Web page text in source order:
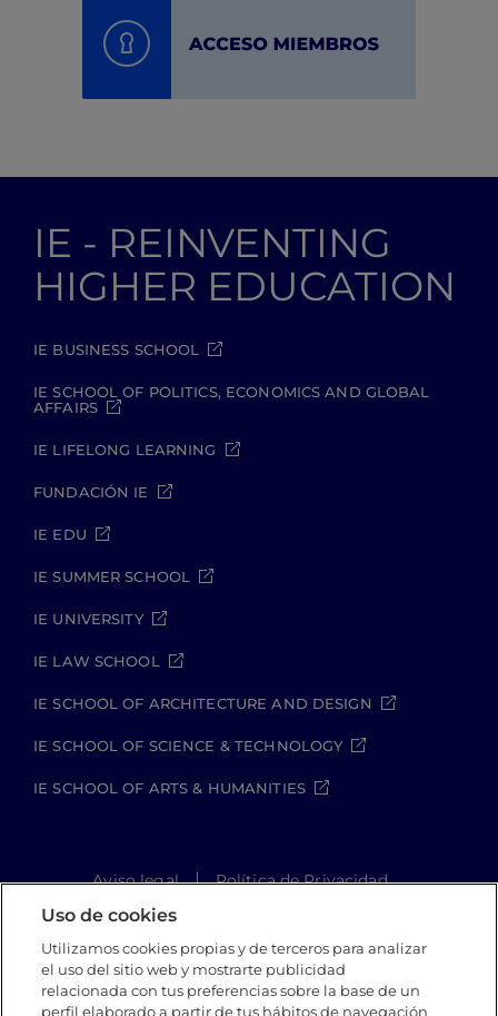
IE - REINVENTING
HIGHER EDUCATION
IE BUSINESS SCHOOL
IE SCHOOL OF POLITICS, ECONOMICS AND GLOBAL
AFFAIRS
IE LIFELONG LEARNING
FUNDACIÓN IE
IE EDU
IE SUMMER SCHOOL
IE UNIVERSITY
IE LAW SCHOOL
IE SCHOOL OF ARCHITECTURE AND DESIGN
IE SCHOOL OF SCIENCE & TECHNOLOGY
IE SCHOOL OF ARTS & HUMANITIES
Aviso legal
Política de Privacidad
Política de Cookies
Canal Compliance
Site Map
Uso de cookies
Utilizamos cookies propias y de terceros para analizar
el uso del sitio web y mostrarte publicidad
relacionada con tus preferencias sobre la base de un
perfil elaborado a partir de tus hábitos de navegación